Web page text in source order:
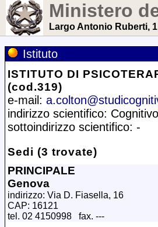
Ministero
Largo Antonio Ruberti, 1
Istituto
ISTITUTO DI
(cod.319)
e-mail:
indirizzo scientifico:
sottoindirizzo scientifico: -
Sedi (3 trovate)
PRINCIPALE
Genova
indirizzo: Via D. Fiasella, 16
CAP: 16121
tel. 02 4150998 fax. ---